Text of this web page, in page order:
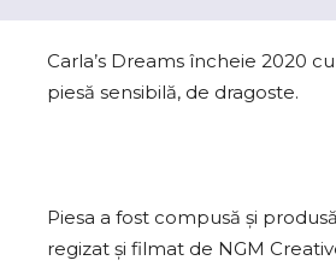
Carla’s Dreams încheie 2020
piesă sensibilă, de dragoste.
Piesa a fost compusă și
regizat și filmat de NGM